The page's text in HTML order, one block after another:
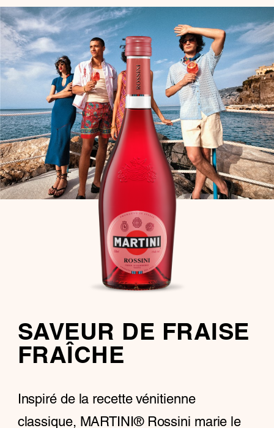
SAVEUR DE FRAISE
FRAÎCHE
Inspiré de la recette vénitienne
classique, MARTINI® Rossini marie le